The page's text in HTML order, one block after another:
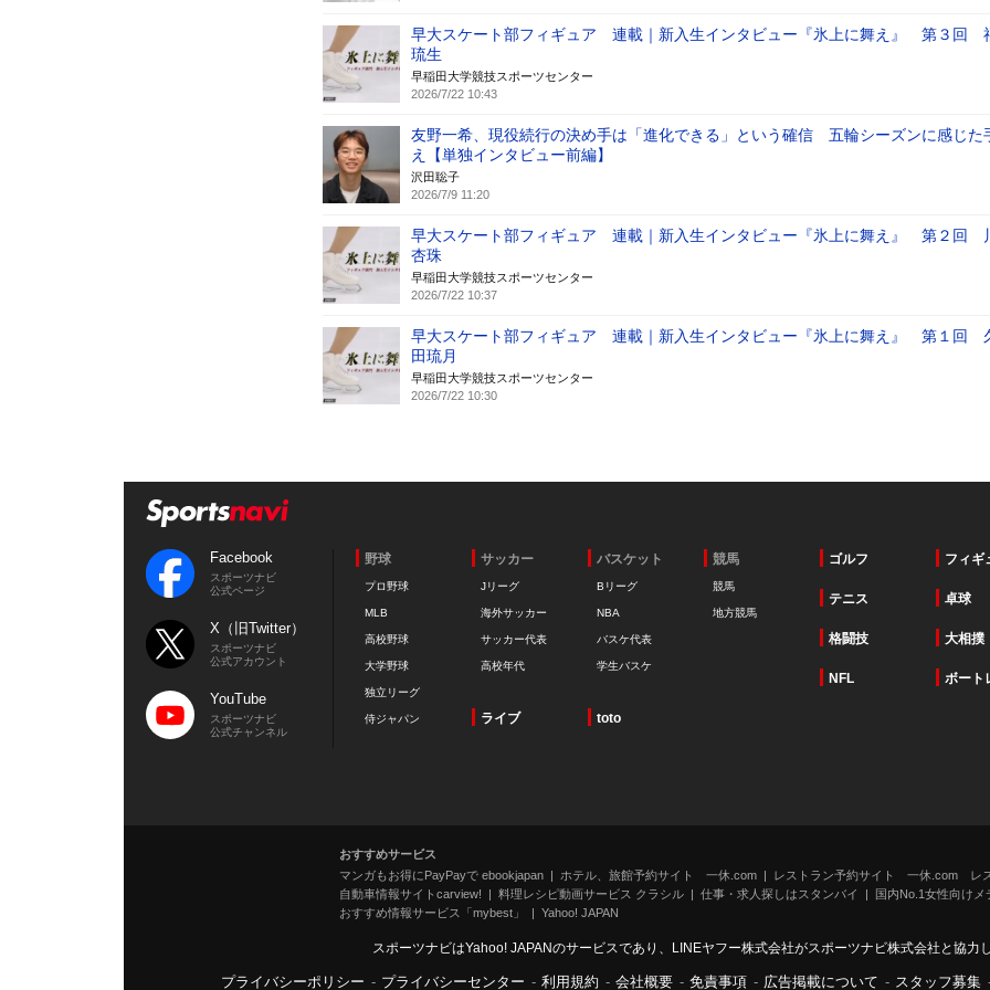
早大スケート部フィギュア 連載｜新入生インタビュー『氷上に舞え』 第３回
琉生
早稲田大学競技スポーツセンター
2026/7/22 10:43
友野一希、現役続行の決め手は「進化できる」という確信 五輪シーズンに感じた
え【単独インタビュー前編】
沢田聡子
2026/7/9 11:20
早大スケート部フィギュア 連載｜新入生インタビュー『氷上に舞え』 第２回
杏珠
早稲田大学競技スポーツセンター
2026/7/22 10:37
早大スケート部フィギュア 連載｜新入生インタビュー『氷上に舞え』 第１回
田琉月
早稲田大学競技スポーツセンター
2026/7/22 10:30
Facebook
スポーツナビ
公式ページ
X（旧Twitter）
スポーツナビ
公式アカウント
YouTube
スポーツナビ
公式チャンネル
野球
プロ野球
MLB
高校野球
大学野球
独立リーグ
侍ジャパン
サッカー
Jリーグ
海外サッカー
サッカー代表
高校年代
バスケット
Bリーグ
NBA
バスケ代表
学生バスケ
競馬
競馬
地方競馬
ゴルフ フィギ
テニス 卓球
格闘技 大相撲
NFL ボート
ライブ toto
おすすめサービス
マンガもお得にPayPayで ebookjapan
ホテル、旅館予約サイト 一休.com
レストラン予約サイト 一休.com レ
自動車情報サイトcarview!
料理レシピ動画サービス クラシル 仕事・求人探しはスタンバイ
国内No.1女性向けメ
おすすめ情報サービス「mybest」
Yahoo! JAPAN
スポーツナビはYahoo! JAPANのサービスであり、LINEヤフー株式会社がスポーツナビ株式会社と協力
プライバシーポリシー - プライバシーセンター - 利用規約 - 会社概要 - 免責事項 - 広告掲載について - スタッフ募集